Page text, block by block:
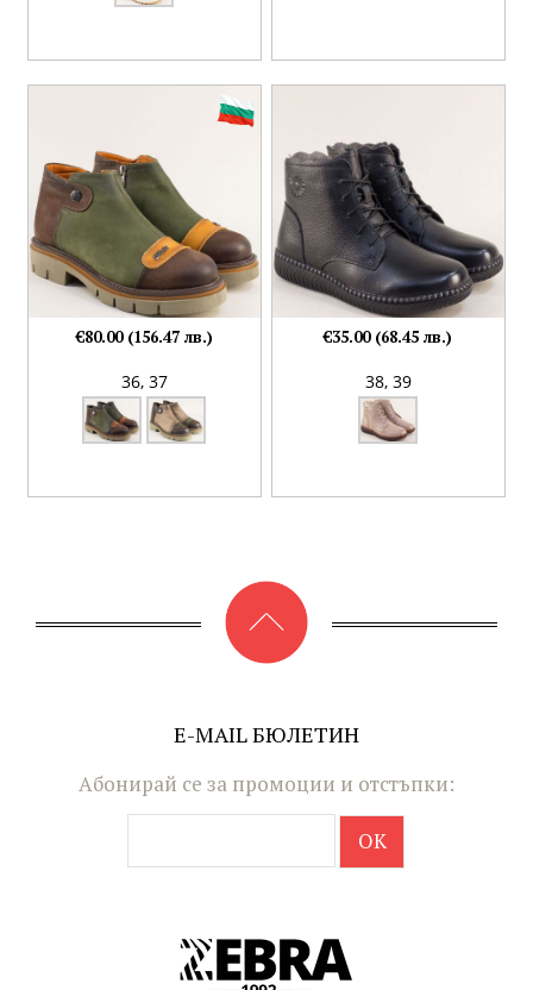
36, 37
€80.00 (156.47 лв.)
38, 39
€35.00 (68.45 лв.)
E-MAIL БЮЛЕТИН
Абонирай се за промоции и отстъпки: